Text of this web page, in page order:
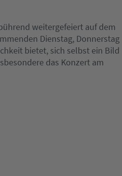
weitergefeiert auf dem
Dienstag, Donnerstag
bietet, sich selbst ein Bild
das Konzert am